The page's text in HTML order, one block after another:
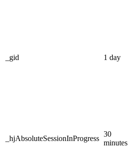
_gid 1 day
_hjAbsoluteSessionInProgress
30
minutes